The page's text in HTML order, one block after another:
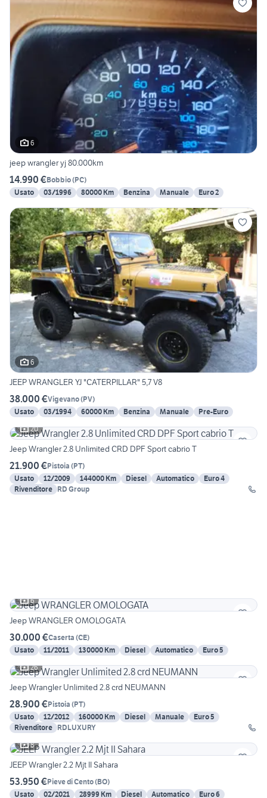
6
jeep wrangler yj 80.000km
14.990 €Bobbio(PC)
Usato
03/1996 80000 Km Benzina Manuale Euro 2
6
JEEP WRANGLER YJ "CATERPILLAR" 5,7 V8
38.000 €Vigevano(PV)
Usato
03/1994 60000 Km Benzina Manuale
Pre-Euro
20
Jeep Wrangler 2.8 Unlimited CRD DPF Sport cabrio T
21.900 €Pistoia (PT)
Usato
12/2009 144000 Km Diesel Automatico
Euro 4
Rivenditore RD Group
6
Jeep WRANGLER OMOLOGATA
30.000 €Caserta (CE)
Usato
11/2011 130000 Km Diesel Automatico
Euro 5
26
Jeep Wrangler Unlimited 2.8 crd NEUMANN
28.900 €Pistoia (PT)
Usato
12/2012 160000 Km Diesel Manuale
Euro 5
Rivenditore RDLUXURY
8
JEEP Wrangler 2.2 Mjt II Sahara
53.950 €Pieve di Cento(BO)
Usato
02/2021 28999 Km Diesel Automatico
Euro 6